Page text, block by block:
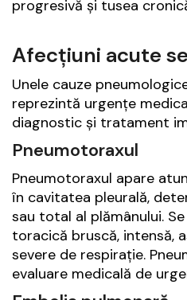
progresivă și tusea
Afecțiuni acute
Unele cauze
reprezintă urgențe
diagnostic și tratament
Pneumotoraxul
Pneumotoraxul apare
în cavitatea pleurală,
sau total al plămânului.
toracică bruscă, intensă,
severe de respirație.
evaluare medicală de